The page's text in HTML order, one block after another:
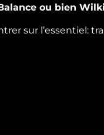
ou bien
sur l’essentiel: